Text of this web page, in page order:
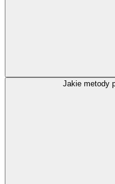
Jakie metody